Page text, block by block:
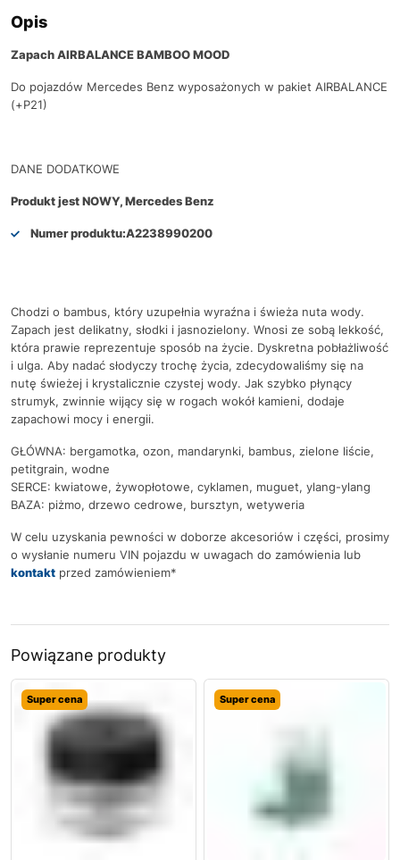
Opis
Zapach AIRBALANCE BAMBOO MOOD
Do pojazdów Mercedes Benz wyposażonych w pakiet AIRBALANCE
(+P21)
DANE DODATKOWE
Produkt jest NOWY, Mercedes Benz
Numer produktu:A2238990200
Chodzi o bambus, który uzupełnia wyraźna i świeża nuta wody.
Zapach jest delikatny, słodki i jasnozielony. Wnosi ze sobą lekkość,
która prawie reprezentuje sposób na życie. Dyskretna pobłażliwość
i ulga. Aby nadać słodyczy trochę życia, zdecydowaliśmy się na
nutę świeżej i krystalicznie czystej wody. Jak szybko płynący
strumyk, zwinnie wijący się w rogach wokół kamieni, dodaje
zapachowi mocy i energii.
GŁÓWNA: bergamotka, ozon, mandarynki, bambus, zielone liście,
petitgrain, wodne
SERCE: kwiatowe, żywopłotowe, cyklamen, muguet, ylang-ylang
BAZA: piżmo, drzewo cedrowe, bursztyn, wetyweria
W celu uzyskania pewności w doborze akcesoriów i części, prosimy
o wysłanie numeru VIN pojazdu w uwagach do zamówienia lub
kontakt przed zamówieniem*
Powiązane produkty
Super cena Super cena